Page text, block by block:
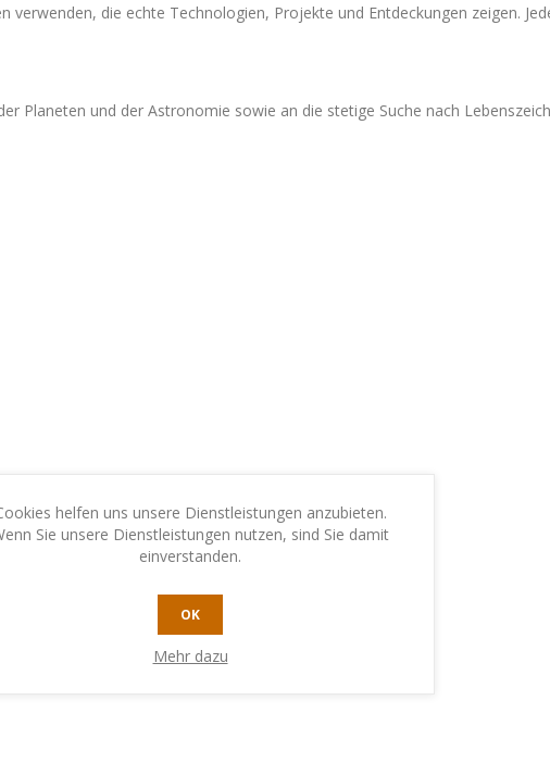
die echte Technologien, Projekte und Entdeckungen zeigen.
Planeten und der Astronomie sowie an die stetige Suche nach
helfen uns unsere Dienstleistungen anzubieten.
Sie unsere Dienstleistungen nutzen, sind Sie damit
einverstanden.
OK
Mehr dazu